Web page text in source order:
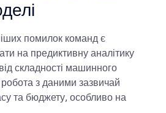
помилок команд є
на предиктивну аналітику
складності машинного
з даними зазвичай
та бюджету, особливо на